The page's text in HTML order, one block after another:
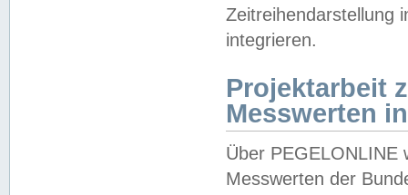
Zeitreihendarstellung
integrieren.
Projektarbeit
Messwerten
Über PEGELONLINE
Messwerten der